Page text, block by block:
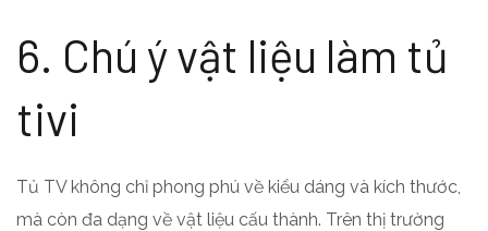
6. Chú ý vật liệu làm tủ
tivi
Tủ TV không chỉ phong phú về kiểu dáng và kích thước,
mà còn đa dạng về vật liệu cấu thành. Trên thị trường